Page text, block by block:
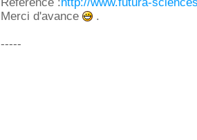
Merci d'avance
.
-----